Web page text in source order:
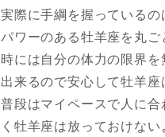
実際に手綱を握っているの
パワーのある牡羊座を丸
時には自分の体力の限界
出来るので安心して牡羊座
普段はマイペースで人に
く牡羊座は放っておけない